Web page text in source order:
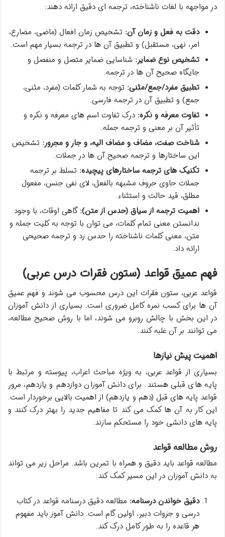
در مواجهه با لغات ناشناخته، ترجمه ای دقیق ارائه دهند:
دقت به فعل و زمان آن: تشخیص زمان افعال (ماضی، مضارع،
امر، نهی، مستقبل) و تطبیق آن ها در ترجمه بسیار مهم است.
تشخیص نوع ضمایر: شناسایی ضمایر متصل و منفصل و
جایگاه صحیح آن ها در ترجمه.
تطبیق مفرد/جمع/مثنی: توجه به شمار کلمات (مفرد، مثنی،
جمع) و تطبیق آن در ترجمه فارسی.
تفاوت معرفه و نکره: درک تفاوت اسم های معرفه و نکره و
تأثیر آن بر معنی و ترجمه جمله.
شناخت صفت، مضاف و مضاف الیه، و جار و مجرور: تشخیص
این ساختارها و ترجمه صحیح آن ها در جملات.
تکنیک های ترجمه ساختارهای پیچیده: تسلط بر ترجمه
جملات حاوی حروف مشبهه بالفعل، لای نفی جنس، مفعول
مطلق، قید حالت و استثناء.
اهمیت ترجمه از سیاق (حدس از متن):گاهی اوقات، با وجود
ندانستن معنی تمام کلمات، می توان با توجه به کلیت جمله و
متن، معنی کلمات ناشناخته را حدس زد و ترجمه صحیحی
ارائه داد.
فهم عمیق قواعد (ستون فقرات درس عربی)
قواعد عربی، ستون فقرات این درس محسوب می شوند و فهم عمیق
آن ها برای کسب نمره کامل ضروری است. بسیاری از دانش آموزان
در این بخش با چالش روبرو می شوند، اما با روش صحیح مطالعه،
می توانند بر آن غلبه کنند.
اهمیت پیش نیازها
بسیاری از قواعد عربی، به ویژه مباحث اعراب، پیوسته و مرتبط با
پایه های قبلی هستند. برای دانش آموزان دوازدهم و یازدهم، مرور
قواعد پایه های قبل (دهم و یازدهم) از اهمیت بالایی برخوردار است.
این کار به آن ها کمک می کند تا مفاهیم جدید را بهتر درک کنند و
پایه های دانشی خود را مستحکم سازند.
روش مطالعه قواعد
مطالعه قواعد باید دقیق و همراه با تمرین باشد. مراحل زیر می تواند
به دانش آموزان در این مسیر کمک کند:
دقیق خواندن درسنامه: مطالعه دقیق درسنامه قواعد در کتاب
درسی و جزوات دبیر، اولین گام است. دانش آموز باید مفهوم
هر قاعده را به طور کامل درک کند.